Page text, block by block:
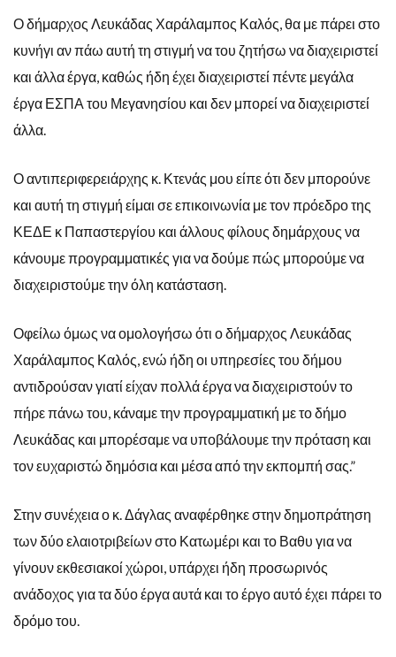
Ο δήμαρχος Λευκάδας Χαράλαμπος Καλός, θα με πάρει στο
κυνήγι αν πάω αυτή τη στιγμή να του ζητήσω να διαχειριστεί
και άλλα έργα, καθώς ήδη έχει διαχειριστεί πέντε μεγάλα
έργα ΕΣΠΑ του Μεγανησίου και δεν μπορεί να διαχειριστεί
άλλα.
Ο αντιπεριφερειάρχης κ. Κτενάς μου είπε ότι δεν μπορούνε
και αυτή τη στιγμή είμαι σε επικοινωνία με τον πρόεδρο της
ΚΕΔΕ κ Παπαστεργίου και άλλους φίλους δημάρχους να
κάνουμε προγραμματικές για να δούμε πώς μπορούμε να
διαχειριστούμε την όλη κατάσταση.
Οφείλω όμως να ομολογήσω ότι ο δήμαρχος Λευκάδας
Χαράλαμπος Καλός, ενώ ήδη οι υπηρεσίες του δήμου
αντιδρούσαν γιατί είχαν πολλά έργα να διαχειριστούν το
πήρε πάνω του, κάναμε την προγραμματική με το δήμο
Λευκάδας και μπορέσαμε να υποβάλουμε την πρόταση και
τον ευχαριστώ δημόσια και μέσα από την εκπομπή σας.”
Στην συνέχεια ο κ. Δάγλας αναφέρθηκε στην δημοπράτηση
των δύο ελαιοτριβείων στο Κατωμέρι και το Βαθυ για να
γίνουν εκθεσιακοί χώροι, υπάρχει ήδη προσωρινός
ανάδοχος για τα δύο έργα αυτά και το έργο αυτό έχει πάρει το
δρόμο του.